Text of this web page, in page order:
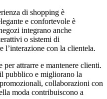
di shopping è
e confortevole è
integrano anche
o sistemi di
l’interazione con la clientela.
attrarre e mantenere clienti.
pubblico e migliorano la
collaborazioni con
moda contribuiscono a